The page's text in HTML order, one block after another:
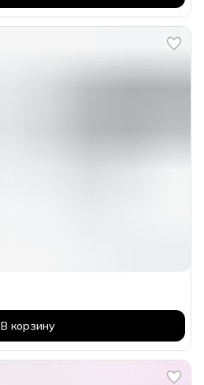
В корзину